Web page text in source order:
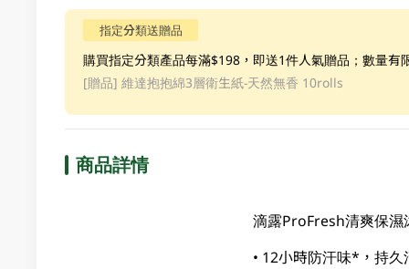
指定分類送贈品
購買指定分類產品每滿$198，即送1件人氣贈品；數量有
[贈品] 維達抱抱綿3層衛生紙-天然無香 10rolls
商品詳情
滴露ProFresh清爽保濕
• 12小時防汗味*，持久